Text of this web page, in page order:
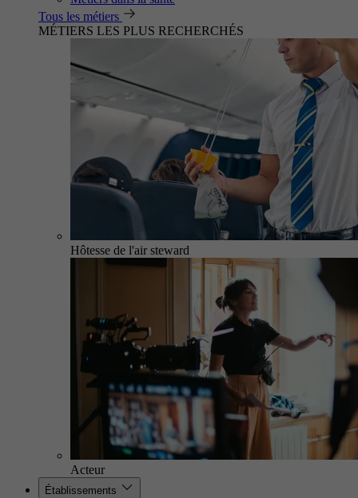
Tous les métiers
MÉTIERS LES PLUS RECHERCHÉS
Hôtesse de l'air steward
Acteur
Établissements